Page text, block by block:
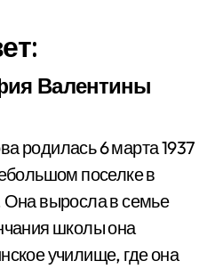
Валентины
родилась 6 марта 1937
поселке в
Она выросла в семье
школы она
училище, где она